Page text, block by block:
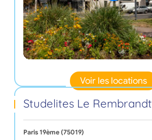
Voir les locations
Studelites Le Rembrandt
Paris 19ème (75019)